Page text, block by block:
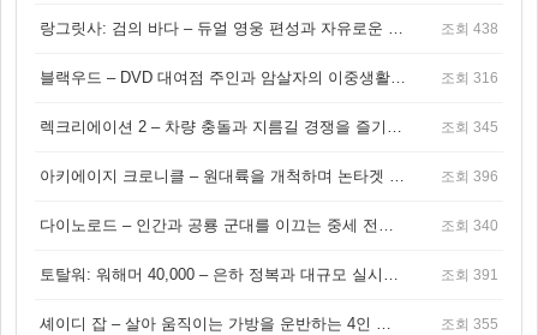
랑그릿사: 검의 바다 – 듀얼 영웅 편성과 자유로운 탐험을 결합한 판타지 전략 RPG 조회 438
블랙우드 – DVD 대여점 주인과 암살자의 이중생활을 그린 3인칭 액션 스릴러 게임 조회 316
렉크리에이션 2 – 차량 충돌과 지름길 경쟁을 즐기는 오픈월드 아케이드 레이싱 게임 조회 345
아키에이지 크로니클 – 원대륙을 개척하며 논타겟 전투를 즐기는 오픈월드 MMORPG 조회 396
다이노로드 – 인간과 공룡 군대를 이끄는 중세 전략 액션 RPG 조회 340
토탈워: 워해머 40,000 – 은하 정복과 대규모 실시간 전투가 결합된 전략 게임! 조회 391
셰이디 잡 – 살아 움직이는 가방을 운반하는 4인 협동 물리 어드벤처 게임 조회 355